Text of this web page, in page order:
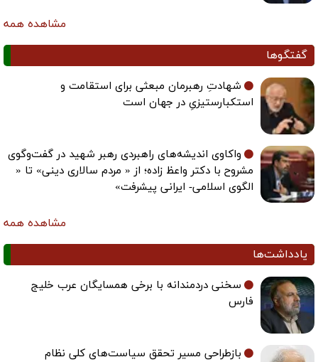
مشاهده همه
گفتگوها
شهادتِ رهبرمان مبعثی برای استقامت و
استکبارستیزیِ در جهان است
واکاوی اندیشه‌های راهبردی رهبر شهید در گفت‌وگوی
مشروح با دکتر واعظ زاده؛ از « مردم سالاری دینی» تا «
الگوی اسلامی- ایرانی پیشرفت»
مشاهده همه
یادداشت‌ها
سخنی دردمندانه با برخی همسایگان عرب خلیج
فارس
بازطراحی مسیر تحقق سیاست‌های کلی نظام